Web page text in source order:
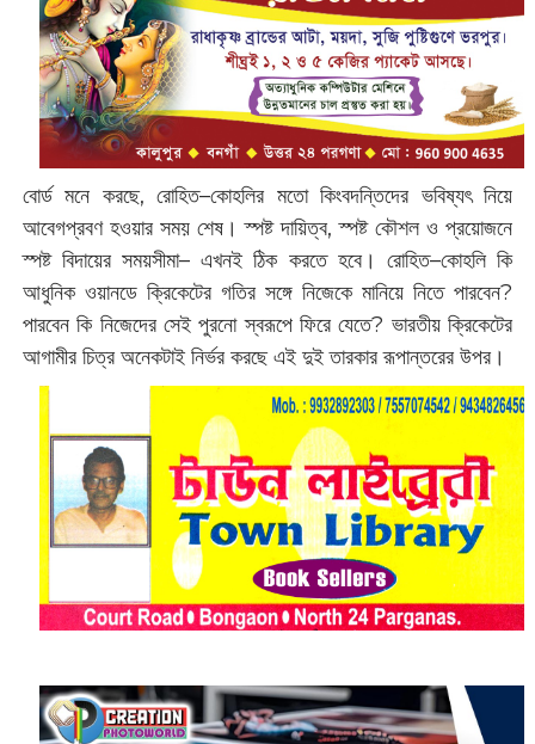
বোর্ড মনে করছে, রোহিত–কোহলির মতো কিংবদন্তিদের ভবিষ্যৎ নিয়ে
আবেগপ্রবণ হওয়ার সময় শেষ। স্পষ্ট দায়িত্ব, স্পষ্ট কৌশল ও প্রয়োজনে
স্পষ্ট বিদায়ের সময়সীমা– এখনই ঠিক করতে হবে। রোহিত–কোহলি কি
আধুনিক ওয়ানডে ক্রিকেটের গতির সঙ্গে নিজেকে মানিয়ে নিতে পারবেন?
পারবেন কি নিজেদের সেই পুরনো স্বরূপে ফিরে যেতে? ভারতীয় ক্রিকেটের
আগামীর চিত্র অনেকটাই নির্ভর করছে এই দুই তারকার রূপান্তরের উপর।‌